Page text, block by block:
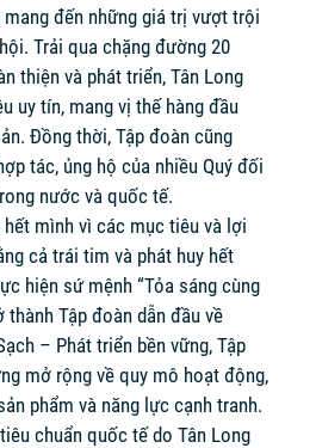
mang đến những giá trị vượt trội
Trải qua chặng đường 20
thiện và phát triển, Tân Long
uy tín, mang vị thế hàng đầu
Đồng thời, Tập đoàn cũng
tác, ủng hộ của nhiều Quý đối
nước và quốc tế.
mình vì các mục tiêu và lợi
cả trái tim và phát huy hết
hiện sứ mệnh “Tỏa sáng cùng
thành Tập đoàn dẫn đầu về
– Phát triển bền vững, Tập
mở rộng về quy mô hoạt động,
phẩm và năng lực cạnh tranh.
chuẩn quốc tế do Tân Long